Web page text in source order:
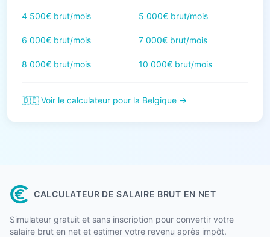
4 500€ brut/mois 5 000€ brut/mois
6 000€ brut/mois 7 000€ brut/mois
8 000€ brut/mois 10 000€ brut/mois
🇧🇪 Voir le calculateur pour la Belgique →
CALCULATEUR DE SALAIRE BRUT EN NET
Simulateur gratuit et sans inscription pour convertir votre
salaire brut en net et estimer votre revenu après impôt.